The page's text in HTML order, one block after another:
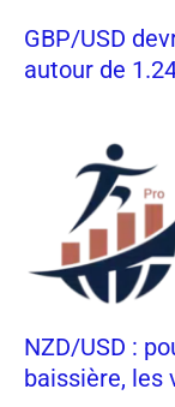
GBP/USD
autour de
NZD/USD :
baissière, les